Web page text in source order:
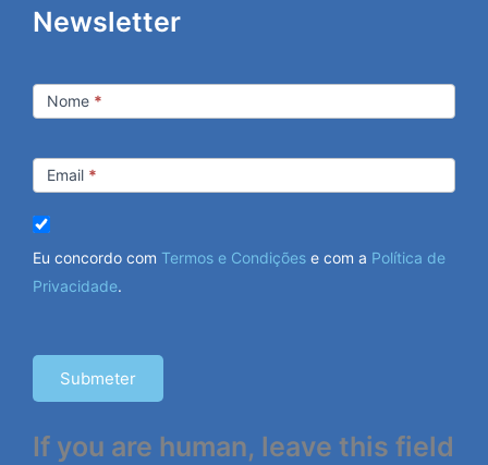
Newsletter
Nome *
Email *
Eu concordo com Termos e Condições e com a Política de
Privacidade.
Submeter
If you are human, leave this field